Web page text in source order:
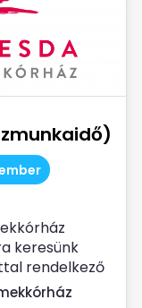
keresünk
rendelkező